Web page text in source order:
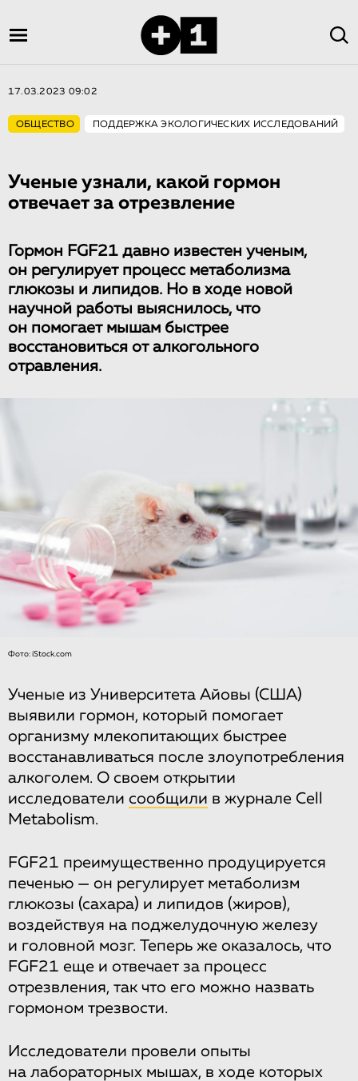
17.03.2023 09:02
ОБЩЕСТВО ПОДДЕРЖКА ЭКОЛОГИЧЕСКИХ ИССЛЕДОВАНИЙ
Ученые узнали, какой гормон
отвечает за отрезвление
Гормон FGF21 давно известен ученым,
он регулирует процесс метаболизма
глюкозы и липидов. Но в ходе новой
научной работы выяснилось, что
он помогает мышам быстрее
восстановиться от алкогольного
отравления.
Фото: iStock.com
Ученые из Университета Айовы (США)
выявили гормон, который помогает
организму млекопитающих быстрее
восстанавливаться после злоупотребления
алкоголем. О своем открытии
исследователи сообщили в журнале Cell
Metabolism.
FGF21 преимущественно продуцируется
печенью — он регулирует метаболизм
глюкозы (сахара) и липидов (жиров),
воздействуя на поджелудочную железу
и головной мозг. Теперь же оказалось, что
FGF21 еще и отвечает за процесс
отрезвления, так что его можно назвать
гормоном трезвости.
Исследователи провели опыты
на лабораторных мышах, в ходе которых